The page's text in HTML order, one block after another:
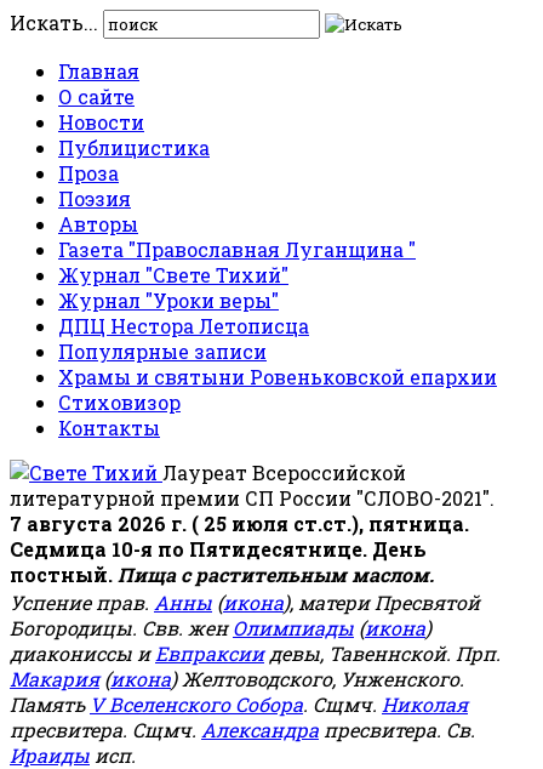
Искать...
Главная
О сайте
Новости
Публицистика
Проза
Поэзия
Авторы
Газета "Православная Луганщина "
Журнал "Свете Тихий"
Журнал "Уроки веры"
ДПЦ Нестора Летописца
Популярные записи
Храмы и святыни Ровеньковской епархии
Стиховизор
Контакты
Лауреат Всероссийской
литературной премии СП России "СЛОВО-2021".
7 августа 2026 г. ( 25 июля ст.ст.), пятница.
Седмица 10-я по Пятидесятнице. День
постный. Пища с растительным маслом.
Успение прав. Анны (икона), матери Пресвятой
Богородицы. Свв. женОлимпиады (икона)
диакониссы иЕвпраксиидевы, Тавеннской. Прп.
Макария(икона) Желтоводского, Унженского.
Память V Вселенского Собора. Сщмч. Николая
пресвитера. Сщмч. Александра пресвитера. Св.
Ираиды исп.